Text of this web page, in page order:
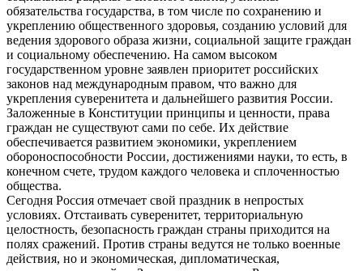
обязательства государства, в том числе по сохранению и
укреплению общественного здоровья, созданию условий для
ведения здорового образа жизни, социальной защите граждан
и социальному обеспечению. На самом высоком
государственном уровне заявлен приоритет российских
законов над международным правом, что важно для
укрепления суверенитета и дальнейшего развития России.
Заложенные в Конституции принципы и ценности, права
граждан не существуют сами по себе. Их действие
обеспечивается развитием экономики, укреплением
обороноспособности России, достижениями науки, то есть, в
конечном счете, трудом каждого человека и сплоченностью
общества.
Сегодня Россия отмечает свой праздник в непростых
условиях. Отстаивать суверенитет, территориальную
целостность, безопасность граждан страны приходится на
полях сражений. Против страны ведутся не только военные
действия, но и экономическая, дипломатическая,